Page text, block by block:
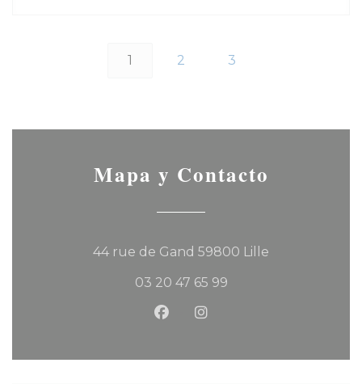
1 2 3
Mapa y Contacto
44 rue de Gand 59800 Lille
03 20 47 65 99
Facebook ((abre en una
Instagram ((abre en